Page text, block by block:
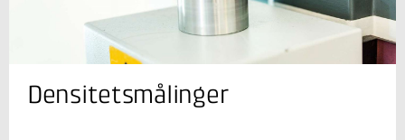
Jeg er din kontaktperson
Frederik R Steenstrup
Sektionsleder
Densitetsmålinger